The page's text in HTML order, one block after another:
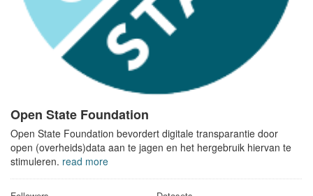
Open State Foundation
Open State Foundation bevordert digitale transparantie door
open (overheids)data aan te jagen en het hergebruik hiervan te
stimuleren. read more